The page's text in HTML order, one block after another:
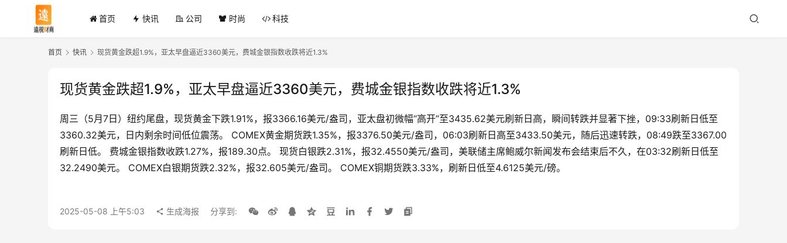
首页 快讯 公司 时尚 科技
首页 快讯 现货黄金跌超1.9%，亚太早盘逼近3360美元，费城金银指数收跌将近1.3%
现货黄金跌超1.9%，亚太早盘逼近3360美元，费城金银指数收跌将近1.3%
周三（5月7日）纽约尾盘，现货黄金下跌1.91%，报3366.16美元/盎司，亚太盘初微幅“高开”至3435.62美元刷新日高，瞬间转跌并显著下挫，09:33刷新日低至
3360.32美元，日内剩余时间低位震荡。 COMEX黄金期货跌1.35%，报3376.50美元/盎司，06:03刷新日高至3433.50美元，随后迅速转跌，08:49跌至3367.00
刷新日低。 费城金银指数收跌1.27%，报189.30点。 现货白银跌2.31%，报32.4550美元/盎司，美联储主席鲍威尔新闻发布会结束后不久，在03:32刷新日低至
32.2490美元。 COMEX白银期货跌2.32%，报32.605美元/盎司。 COMEX铜期货跌3.33%，刷新日低至4.6125美元/磅。
2025-05-08 上午5:03 生成海报 分享到: